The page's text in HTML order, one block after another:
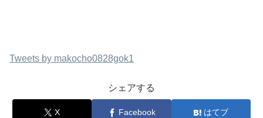
Tweets by makocho0828gok1
シェアする
X Facebook はてブ